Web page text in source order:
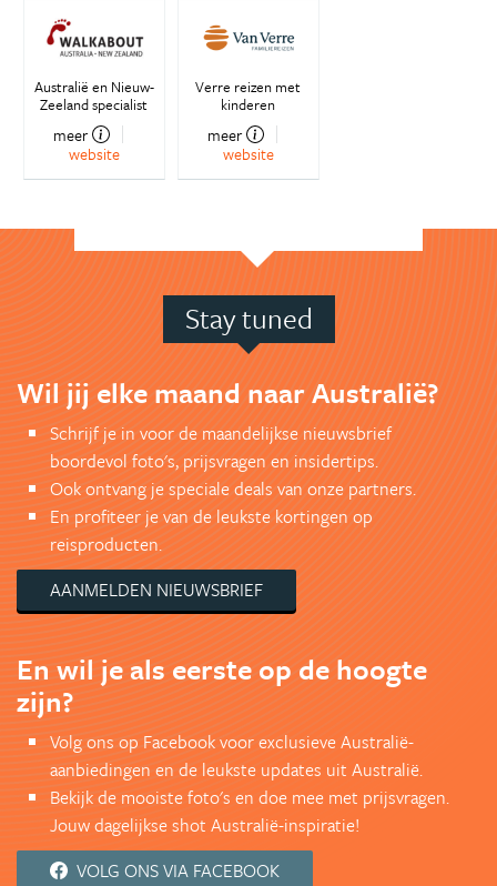
Australië en Nieuw-
Zeeland specialist
meer
website
Verre reizen met
kinderen
meer
website
Stay tuned
Wil jij elke maand naar Australië?
Schrijf je in voor de maandelijkse nieuwsbrief
boordevol foto's, prijsvragen en insidertips.
Ook ontvang je speciale deals van onze partners.
En profiteer je van de leukste kortingen op
reisproducten.
AANMELDEN NIEUWSBRIEF
En wil je als eerste op de hoogte
zijn?
Volg ons op Facebook voor exclusieve Australië-
aanbiedingen en de leukste updates uit Australië.
Bekijk de mooiste foto's en doe mee met prijsvragen.
Jouw dagelijkse shot Australië-inspiratie!
VOLG ONS VIA FACEBOOK